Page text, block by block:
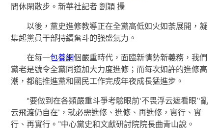
間休閑散步。新華社記者 劉穎 攝
以後，黨史進修教導正在全黨高低如火如荼展開，凝
集起黨員干部持續奮斗的強盛氣力。
在每一包養網個嚴重時代，面臨新情勢新義務，我們
黨老是號令全黨同道加大力度進修；而每次如許的進修高
潮，都能推進黨和國民工作完成年夜成長猛進步。
“要做到在各類嚴重斗爭考驗眼前‘不畏浮云遮看眼’‘亂
云飛渡仍自在’，就必需進修、進修、再進修，實行、實
行、再實行。”中心黨史和文獻研討院院長曲青山說。